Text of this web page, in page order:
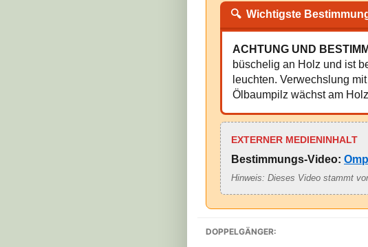
🔍 Wichtigste
ACHTUNG UND
büschelig an Holz und ist
leuchten. Verwechslung
Ölbaumpilz wächst am
EXTERNER MEDIENINHALT
Bestimmungs-Video:
Hinweis: Dieses Video stammt
DOPPELGÄNGER: